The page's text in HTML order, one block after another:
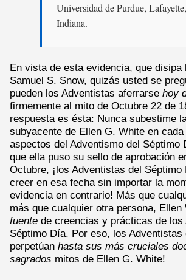
Universidad de Purdue, Lafayette,
Indiana.
En vista de esta evidencia, que disipa
Samuel S. Snow, quizás usted se
pueden los Adventistas aferrarse hoy
firmemente al mito de Octubre 22 de
respuesta es ésta: Nunca subestime
subyacente de Ellen G. White en cada
aspectos del Adventismo del Séptimo
que ella puso su sello de aprobación
Octubre, ¡los Adventistas del Séptimo
creer en esa fecha sin importar la
evidencia en contrario! Más que
más que cualquier otra persona, Ellen
fuente de creencias y prácticas de los
Séptimo Día. Por eso, los Adventistas
perpetúan hasta sus más cruciales
sagrados mitos de Ellen G. White!